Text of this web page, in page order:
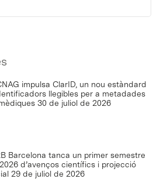
impulsa ClarID, un nou estàndard
llegibles per a metadades
30 de juliol de 2026
Barcelona tanca un primer semestre
d’avenços científics i projecció
29 de juliol de 2026